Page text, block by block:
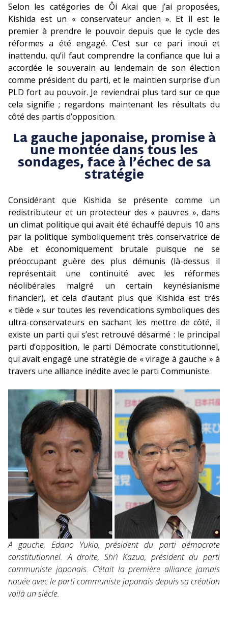
Selon les catégories de Ôi Akai que j’ai proposées,
Kishida est un « conservateur ancien ». Et il est le
premier à prendre le pouvoir depuis que le cycle des
réformes a été engagé. C’est sur ce pari inouï et
inattendu, qu’il faut comprendre la confiance que lui a
accordée le souverain au lendemain de son élection
comme président du parti, et le maintien surprise d’un
PLD fort au pouvoir. Je reviendrai plus tard sur ce que
cela signifie ; regardons maintenant les résultats du
côté des partis d’opposition.
La gauche japonaise, promise à
une montée dans tous les
sondages, face à l’échec de sa
stratégie
Considérant que Kishida se présente comme un
redistributeur et un protecteur des « pauvres », dans
un climat politique qui avait été échauffé depuis 10 ans
par la politique symboliquement très conservatrice de
Abe et économiquement brutale puisque ne se
préoccupant guère des plus démunis (là-dessus il
représentait une continuité avec les réformes
néolibérales malgré un certain keynésianisme
financier), et cela d’autant plus que Kishida est très
« tiède » sur toutes les revendications symboliques des
ultra-conservateurs en sachant les mettre de côté, il
existe un parti qui s’est retrouvé désarmé : le principal
parti d’opposition, le parti Démocrate constitutionnel,
qui avait engagé une stratégie de « virage à gauche » à
travers une alliance inédite avec le parti Communiste.
A gauche, Edano Yukio, président du parti démocrate
constitutionnel. A droite, Shi’i Kazuo, président du parti
communiste japonais. C’était la première alliance jamais
nouée avec le parti communiste japonais depuis sa création
voilà un siècle.